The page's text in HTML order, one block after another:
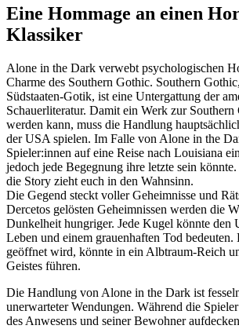
Eine Hommage an einen
Klassiker
Alone in the Dark verwebt psychologischen
Charme des Southern Gothic. Southern
Südstaaten-Gotik, ist eine Untergattung der
Schauerliteratur. Damit ein Werk zur Southern
werden kann, muss die Handlung
der USA spielen. Im Falle von Alone in the
Spieler:innen auf eine Reise nach Louisiana
jedoch jede Begegnung ihre letzte sein
die Story zieht euch in den Wahnsinn.
Die Gegend steckt voller Geheimnisse und
Dercetos gelösten Geheimnissen werden die
Dunkelheit hungriger. Jede Kugel könnte den
Leben und einem grauenhaften Tod bedeuten.
geöffnet wird, könnte in ein Albtraum-Reich
Geistes führen.
Die Handlung von Alone in the Dark ist
unerwarteter Wendungen. Während die
des Anwesens und seiner Bewohner